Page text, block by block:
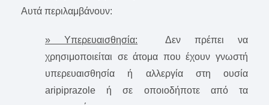
Αυτά περιλαμβάνουν:
» Υπερευαισθησία: Δεν πρέπει να
χρησιμοποιείται σε άτομα που έχουν γνωστή
υπερευαισθησία ή αλλεργία στη ουσία
aripiprazole ή σε οποιοδήποτε από τα